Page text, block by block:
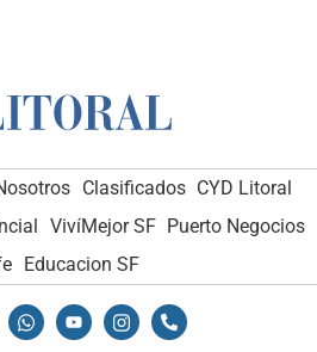
Clasificados CYD Litoral
VivíMejor SF Puerto Negocios
Educacion SF